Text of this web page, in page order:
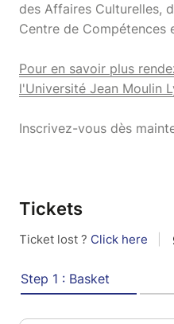
des Affaires Culturelles,
Centre de Compétences
Pour en savoir plus
l'Université Jean Moulin
Inscrivez-vous dès
Tickets